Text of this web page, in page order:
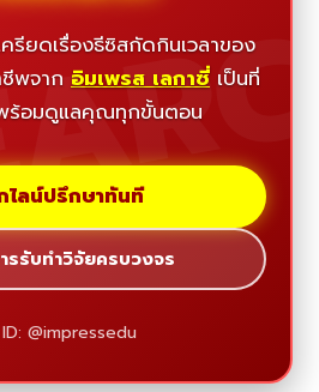
รียดเรื่องธีซิสกัดกินเวลาของ
พจาก อิมเพรส เลกาซี่ เป็นที่
ร้อมดูแลคุณทุกขั้นตอน
ไลน์ปรึกษาทันที
รรับทำวิจัยครบวงจร
@impressedu